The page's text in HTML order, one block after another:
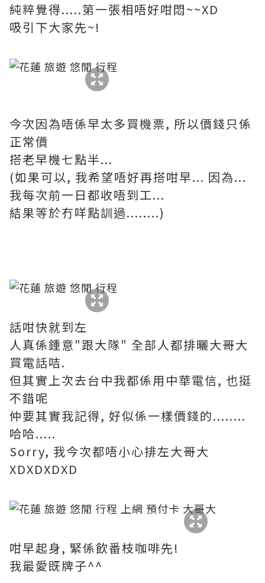
純粹覺得.....第一張相唔好咁悶~~XD
吸引下大家先~!
今次因為唔係早太多買機票, 所以價錢只係
正常價
搭老早機七點半...
(如果可以, 我希望唔好再搭咁早... 因為...
我每次前一日都收唔到工...
結果等於冇咩點訓過........)
話咁快就到左
人真係鍾意"跟大隊" 全部人都排曬大哥大
買電話咭.
但其實上次去台中我都係用中華電信, 也挺
不錯呢
仲要其實我記得, 好似係一樣價錢的........
哈哈.....
Sorry, 我今次都唔小心排左大哥大
XDXDXDXD
咁早起身, 緊係飲番枝咖啡先!
我最愛既牌子^^